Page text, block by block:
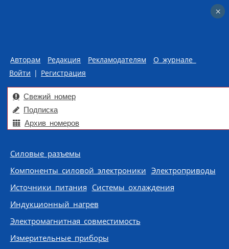
Авторам Редакция Рекламодателям
О журнале
Войти | Регистрация
Свежий номер
Подписка
Архив номеров
Skip to content
Силовые разъемы
Компоненты силовой электроники Электроприводы
Источники питания Системы охлаждения
Индукционный нагрев
Электромагнитная совместимость
Измерительные приборы
×
×